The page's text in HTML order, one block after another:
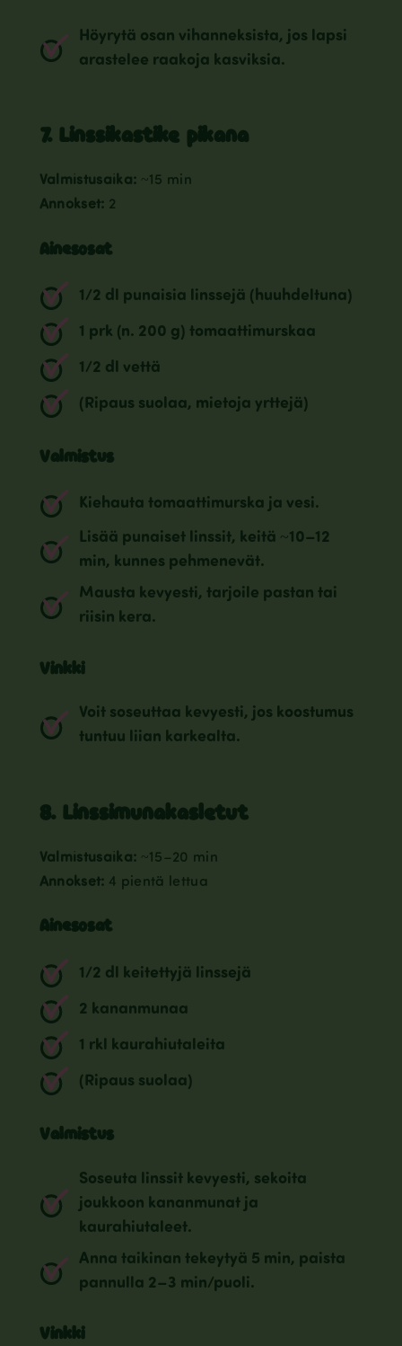
Höyrytä osan vihanneksista, jos lapsi
arastelee raakoja kasviksia.
7. Linssikastike pikana
Valmistusaika: ~15 min
Annokset: 2
Ainesosat
1/2 dl punaisia linssejä (huuhdeltuna)
1 prk (n. 200 g) tomaattimurskaa
1/2 dl vettä
(Ripaus suolaa, mietoja yrttejä)
Valmistus
Kiehauta tomaattimurska ja vesi.
Lisää punaiset linssit, keitä ~10–12
min, kunnes pehmenevät.
Mausta kevyesti, tarjoile pastan tai
riisin kera.
Vinkki
Voit soseuttaa kevyesti, jos koostumus
tuntuu liian karkealta.
8. Linssimunakasletut
Valmistusaika: ~15–20 min
Annokset: 4 pientä lettua
Ainesosat
1/2 dl keitettyjä linssejä
2 kananmunaa
1 rkl kaurahiutaleita
(Ripaus suolaa)
Valmistus
Soseuta linssit kevyesti, sekoita
joukkoon kananmunat ja
kaurahiutaleet.
Anna taikinan tekeytyä 5 min, paista
pannulla 2–3 min/puoli.
Vinkki